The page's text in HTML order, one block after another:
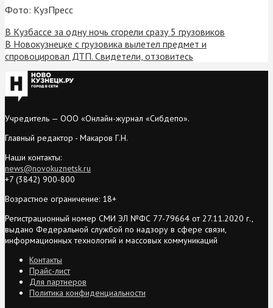
Фото: КузПресс
В Кузбассе за одну ночь сгорели сразу 5 грузовиков
В Новокузнецке с грузовика вылетел предмет и
спровоцировал ДТП. Свидетели, отзовитесь
Учредитель — ООО «Онлайн-журнал «Сибдепо».
Главный редактор - Макаров Г.Н.
Наши контакты:
news@novokuznetsk.ru
+7 (3842) 900-800
Возрастное ограничение: 18+
Регистрационный номер СМИ ЭЛ №ФС 77-79664 от 27.11.2020 г.,
выдано Федеральной службой по надзору в сфере связи,
информационных технологий и массовых коммуникаций
Контакты
Прайс-лист
Для партнеров
Политика конфиденциальности